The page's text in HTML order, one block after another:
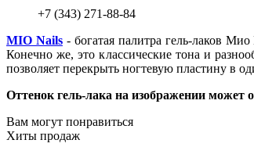
+7 (343) 271-88-84
MIO Nails- богатая палитра гель-лаков
Конечно же, это классические тона и
позволяет перекрыть ногтевую пластину в
Оттенок гель-лака на изображении может
Вам могут понравиться
Хиты продаж